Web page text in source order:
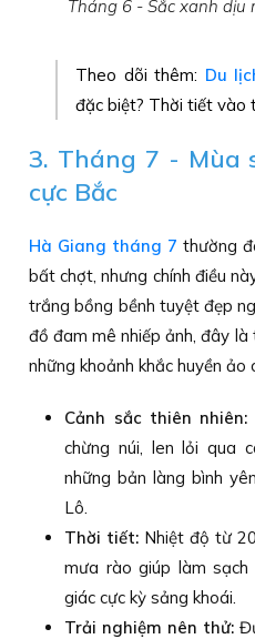
Tháng 6 - Sắc xanh dịu
Theo dõi thêm: Du
đặc biệt? Thời tiết vào
3. Tháng 7 - Mùa
cực Bắc
Hà Giang tháng 7 thường
bất chợt, nhưng chính điều
trắng bồng bềnh tuyệt đẹp
đồ đam mê nhiếp ảnh, đây
những khoảnh khắc huyền ảo
Cảnh sắc thiên nhiên:
chừng núi, len lỏi qua
những bản làng bình
Lô.
Thời tiết: Nhiệt độ từ
mưa rào giúp làm
giác cực kỳ sảng khoái.
Trải nghiệm nên thử: